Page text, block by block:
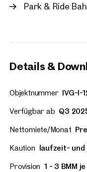
Park & Ride
Details &
Objektnummer IVG-I-
Verfügbar ab Q3
Nettomiete/Monat
Kaution
laufzeit-
Provision 1 - 3 BMM